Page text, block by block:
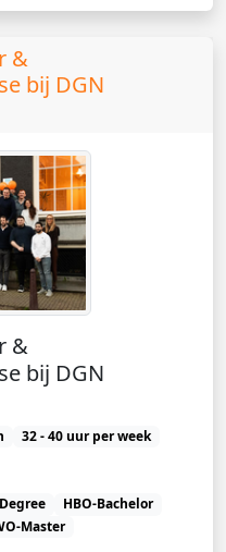
&
bij DGN
&
bij DGN
32 - 40 uur per week
HBO-Bachelor
Master